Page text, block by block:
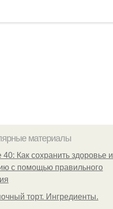
материалы
40: Как сохранить здоровье и
с помощью правильного
торт. Ингредиенты.